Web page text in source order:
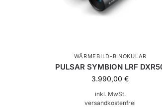
WÄRMEBILD-BINOKULAR
PULSAR SYMBION LRF
3.990,00€
inkl. MwSt.
versandkostenfrei